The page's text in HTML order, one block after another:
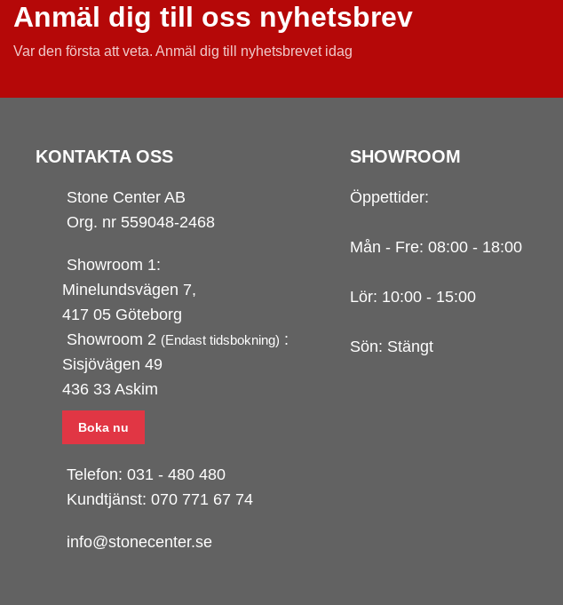
Anmäl dig till oss nyhetsbrev
Var den första att veta. Anmäl dig till nyhetsbrevet idag
KONTAKTA OSS
Stone Center AB
Org. nr 559048-2468
Showroom 1:
Minelundsvägen 7,
417 05 Göteborg
Showroom 2 (Endast tidsbokning) :
Sisjövägen 49
436 33 Askim
Boka nu
Telefon: 031 - 480 480
Kundtjänst: 070 771 67 74
info@stonecenter.se
SHOWROOM
Öppettider:
Mån - Fre: 08:00 - 18:00
Lör: 10:00 - 15:00
Sön: Stängt